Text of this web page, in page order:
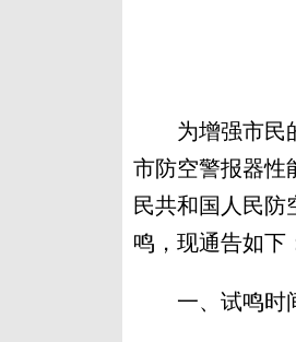
为增强市民的
市防空警报器性
民共和国人民防
鸣，现通告如下
一、试鸣时间